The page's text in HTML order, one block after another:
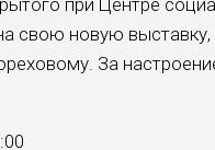
при Центре
свою новую
За